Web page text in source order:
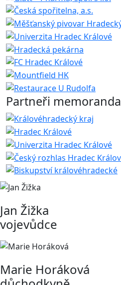
Partneři memoranda
Jan Žižka
vojevůdce
Marie Horáková